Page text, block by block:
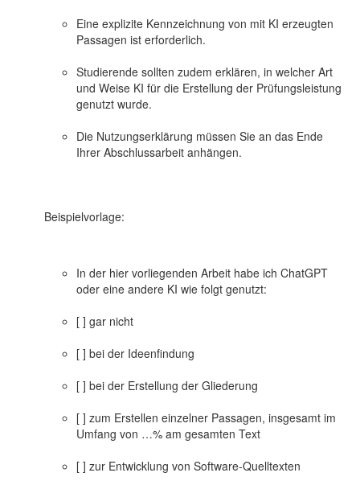
Eine explizite Kennzeichnung von mit KI erzeugten
Passagen ist erforderlich.
Studierende sollten zudem erklären, in welcher Art
und Weise KI für die Erstellung der Prüfungsleistung
genutzt wurde.
Die Nutzungserklärung müssen Sie an das Ende
Ihrer Abschlussarbeit anhängen.
Beispielvorlage:
In der hier vorliegenden Arbeit habe ich ChatGPT
oder eine andere KI wie folgt genutzt:
[ ] gar nicht
[ ] bei der Ideenfindung
[ ] bei der Erstellung der Gliederung
[ ] zum Erstellen einzelner Passagen, insgesamt im
Umfang von …% am gesamten Text
[ ] zur Entwicklung von Software-Quelltexten